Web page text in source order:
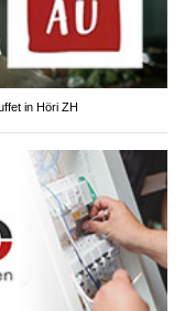
in Höri ZH